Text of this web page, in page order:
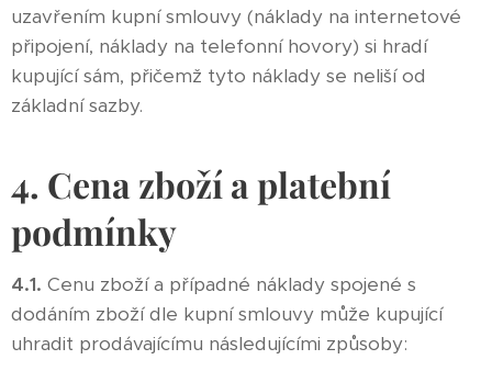
uzavřením kupní smlouvy (náklady na internetové
připojení, náklady na telefonní hovory) si hradí
kupující sám, přičemž tyto náklady se neliší od
základní sazby.
4. Cena zboží a platební
podmínky
4.1. Cenu zboží a případné náklady spojené s
dodáním zboží dle kupní smlouvy může kupující
uhradit prodávajícímu následujícími způsoby: